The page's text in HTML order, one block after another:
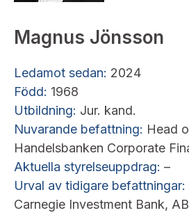
Magnus Jönsson
Ledamot sedan: 2024
Född: 1968
Utbildning: Jur. kand.
Nuvarande befattning: Head
Handelsbanken Corporate
Aktuella styrelseuppdrag: –
Urval av tidigare befattningar:
Carnegie Investment Bank,